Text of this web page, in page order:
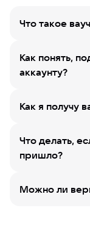
Что такое
Как понять,
аккаунту?
Как я получу
Что делать,
пришло?
Можно ли